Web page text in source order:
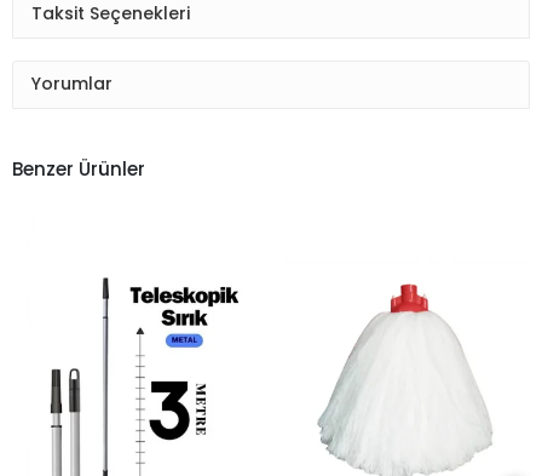
Taksit Seçenekleri
Yorumlar
Benzer Ürünler